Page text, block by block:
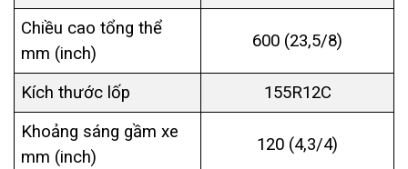
Chiều cao tổng thể
mm (inch)
600 (23,5/8)
Kích thước lốp
155R12C
Khoảng sáng gầm xe
mm (inch)
120 (4,3/4)